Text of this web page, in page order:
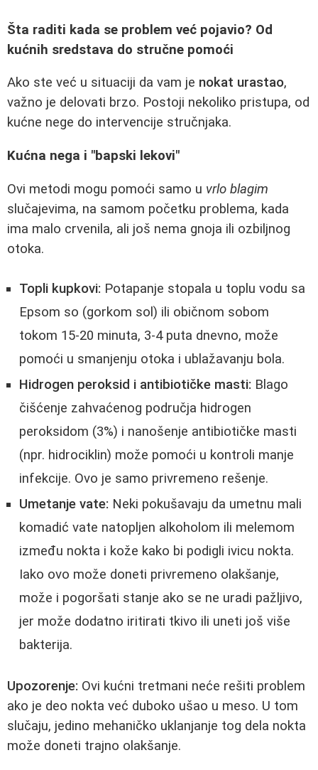
Šta raditi kada se problem već pojavio? Od
kućnih sredstava do stručne pomoći
Ako ste već u situaciji da vam je nokat urastao,
važno je delovati brzo. Postoji nekoliko pristupa, od
kućne nege do intervencije stručnjaka.
Kućna nega i "bapski lekovi"
Ovi metodi mogu pomoći samo u vrlo blagim
slučajevima, na samom početku problema, kada
ima malo crvenila, ali još nema gnoja ili ozbiljnog
otoka.
Topli kupkovi: Potapanje stopala u toplu vodu sa
Epsom so (gorkom sol) ili običnom sobom
tokom 15-20 minuta, 3-4 puta dnevno, može
pomoći u smanjenju otoka i ublažavanju bola.
Hidrogen peroksid i antibiotičke masti: Blago
čišćenje zahvaćenog područja hidrogen
peroksidom (3%) i nanošenje antibiotičke masti
(npr. hidrociklin) može pomoći u kontroli manje
infekcije. Ovo je samo privremeno rešenje.
Umetanje vate: Neki pokušavaju da umetnu mali
komadić vate natopljen alkoholom ili melemom
između nokta i kože kako bi podigli ivicu nokta.
Iako ovo može doneti privremeno olakšanje,
može i pogoršati stanje ako se ne uradi pažljivo,
jer može dodatno iritirati tkivo ili uneti još više
bakterija.
Upozorenje: Ovi kućni tretmani neće rešiti problem
ako je deo nokta već duboko ušao u meso. U tom
slučaju, jedino mehaničko uklanjanje tog dela nokta
može doneti trajno olakšanje.